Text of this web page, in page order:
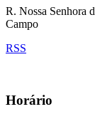
R. Nossa Senhora
Campo
RSS
Horário